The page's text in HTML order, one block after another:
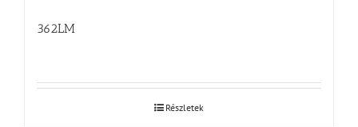
362LM
Részletek